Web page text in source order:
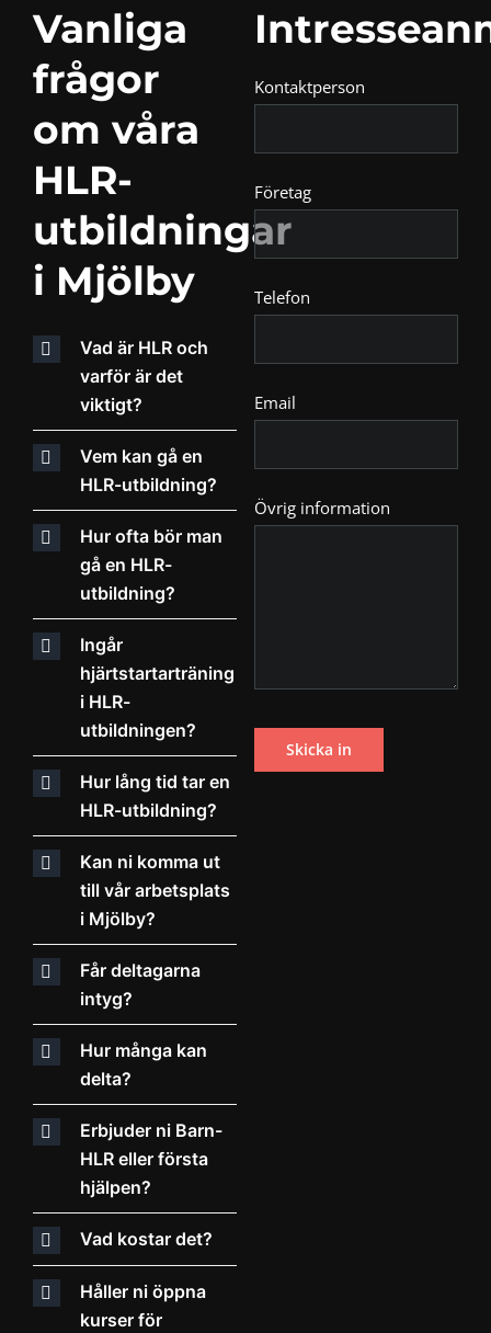
Vanliga
frågor
om våra
HLR-
utbildningar
i Mjölby
Vad är HLR och
varför är det
viktigt?
Vem kan gå en
HLR-utbildning?
Hur ofta bör man
gå en HLR-
utbildning?
Ingår
hjärtstartarträning
i HLR-
utbildningen?
Hur lång tid tar en
HLR-utbildning?
Kan ni komma ut
till vår arbetsplats
i Mjölby?
Får deltagarna
intyg?
Hur många kan
delta?
Erbjuder ni Barn-
HLR eller första
hjälpen?
Vad kostar det?
Håller ni öppna
kurser för
Kontaktperson
Företag
Telefon
Email
Övrig information